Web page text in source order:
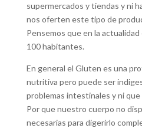
supermercados y tiendas y ni
nos oferten este tipo de
Pensemos que en la
100 habitantes.
En general el Gluten es una
nutritiva pero puede ser
problemas intestinales y ni que
Por que nuestro cuerpo no
necesarias para digerirlo